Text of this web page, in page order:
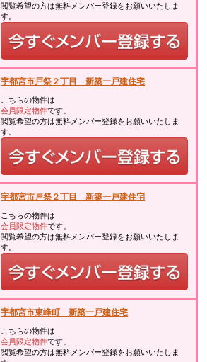
閲覧希望の方は無料メンバー登録をお願いいたしま
す。
宇都宮市戸祭２丁目 新築一戸建住宅
こちらの物件は
会員限定物件です。
閲覧希望の方は無料メンバー登録をお願いいたしま
す。
宇都宮市戸祭２丁目 新築一戸建住宅
こちらの物件は
会員限定物件です。
閲覧希望の方は無料メンバー登録をお願いいたしま
す。
宇都宮市東峰町 新築一戸建住宅
こちらの物件は
会員限定物件です。
閲覧希望の方は無料メンバー登録をお願いいたしま